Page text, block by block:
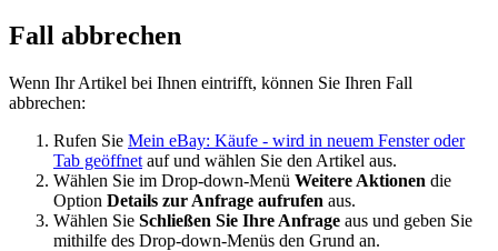
Fall abbrechen
Wenn Ihr Artikel bei Ihnen eintrifft, können Sie Ihren Fall
abbrechen:
Rufen Sie Mein eBay: Käufe - wird in neuem Fenster oder
Tab geöffnet auf und wählen Sie den Artikel aus.
Wählen Sie im Drop-down-Menü Weitere Aktionen die
Option Details zur Anfrage aufrufen aus.
Wählen Sie Schließen Sie Ihre Anfrage aus und geben Sie
mithilfe des Drop-down-Menüs den Grund an.